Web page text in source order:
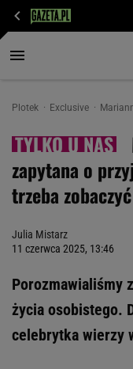
Plotek Exclusive
zapytana o
trzeba zobaczyć
Julia Mistarz
11 czerwca 2025, 13:46
Porozmawialiśmy
życia osobistego.
celebrytka wierzy